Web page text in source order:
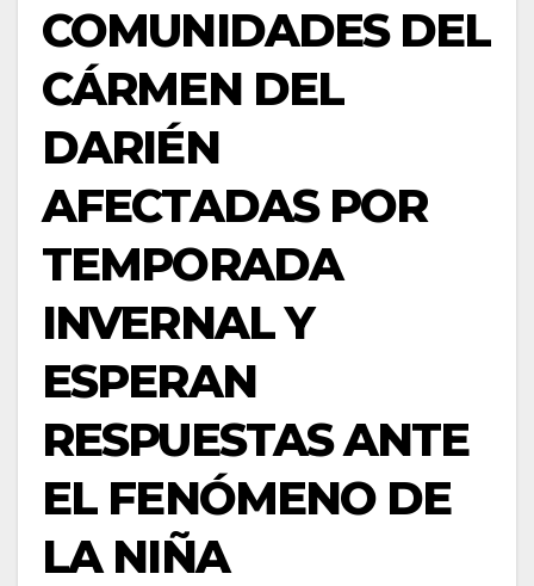
COMUNIDADES DEL
CÁRMEN DEL
DARIÉN
AFECTADAS POR
TEMPORADA
INVERNAL Y
ESPERAN
RESPUESTAS ANTE
EL FENÓMENO DE
LA NIÑA